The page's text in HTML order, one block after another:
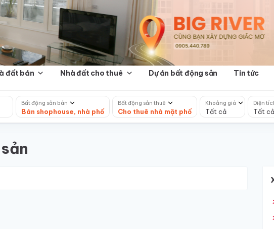
đất bán Nhà đất cho thuê Dự án bất động sản
Tin tức
Bất động sản bán
Bán shophouse, nhà phố
Bất động sản thuê
Cho thuê nhà mặt phố
Khoảng giá
Tất cả
Diện
Tất cả